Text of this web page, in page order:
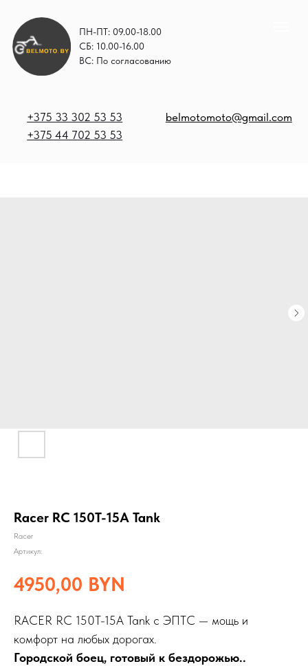
ПН-ПТ: 09.00-18.00
СБ: 10.00-16.00
ВС: По согласованию
Racer RC 150T-15A Tank
Racer
Артикул:
4950,00 BYN
RACER RC 150T-15A Tank с ЭПТС — мощь и
комфорт на любых дорогах.
Городской боец, готовый к бездорожью..